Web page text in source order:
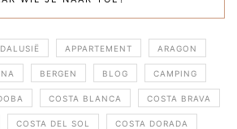
APPARTEMENT ARAGON
BERGEN BLOG CAMPING
COSTA BLANCA COSTA BRAVA
COSTA DEL SOL COSTA DORADA